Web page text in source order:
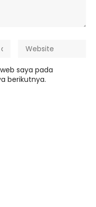
saya pada
berikutnya.